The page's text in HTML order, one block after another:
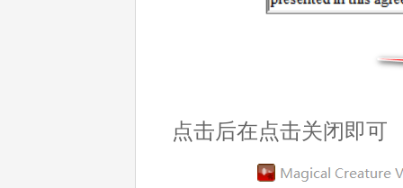
点击后在点击关闭即可